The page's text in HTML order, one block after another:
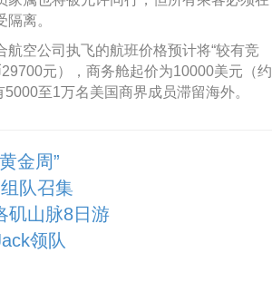
离。
空公司执飞的航班价格预计将“较有竞
元），商务舱起价为10000美元（约
至1万名美国商界成员滞留海外。
金周”
队召集
矶山脉8日游
领队